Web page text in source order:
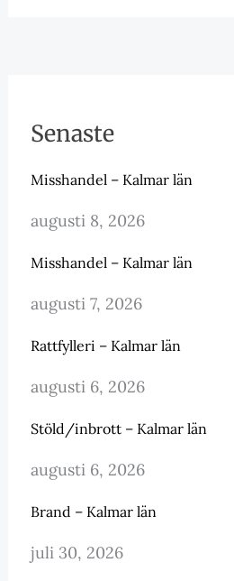
Senaste
Misshandel – Kalmar län
augusti 8, 2026
Misshandel – Kalmar län
augusti 7, 2026
Rattfylleri – Kalmar län
augusti 6, 2026
Stöld/inbrott – Kalmar län
augusti 6, 2026
Brand – Kalmar län
juli 30, 2026